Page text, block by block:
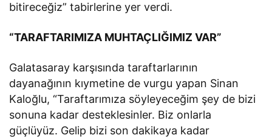
bitireceğiz” tabirlerine yer verdi.
“TARAFTARIMIZA MUHTAÇLIĞIMIZ VAR”
Galatasaray karşısında taraftarlarının
dayanağının kıymetine de vurgu yapan Sinan
Kaloğlu, “Taraftarımıza söyleyeceğim şey de bizi
sonuna kadar desteklesinler. Biz onlarla
güçlüyüz. Gelip bizi son dakikaya kadar